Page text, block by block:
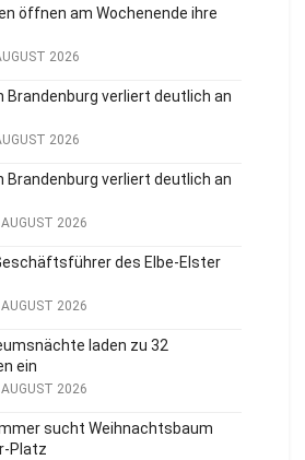
öffnen am Wochenende ihre
2026
Brandenburg verliert deutlich an
2026
Brandenburg verliert deutlich an
2026
des Elbe-Elster
2026
laden zu 32
ein
2026
sucht Weihnachtsbaum
Platz